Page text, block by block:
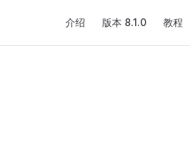
介绍 版本 8.1.0 教程